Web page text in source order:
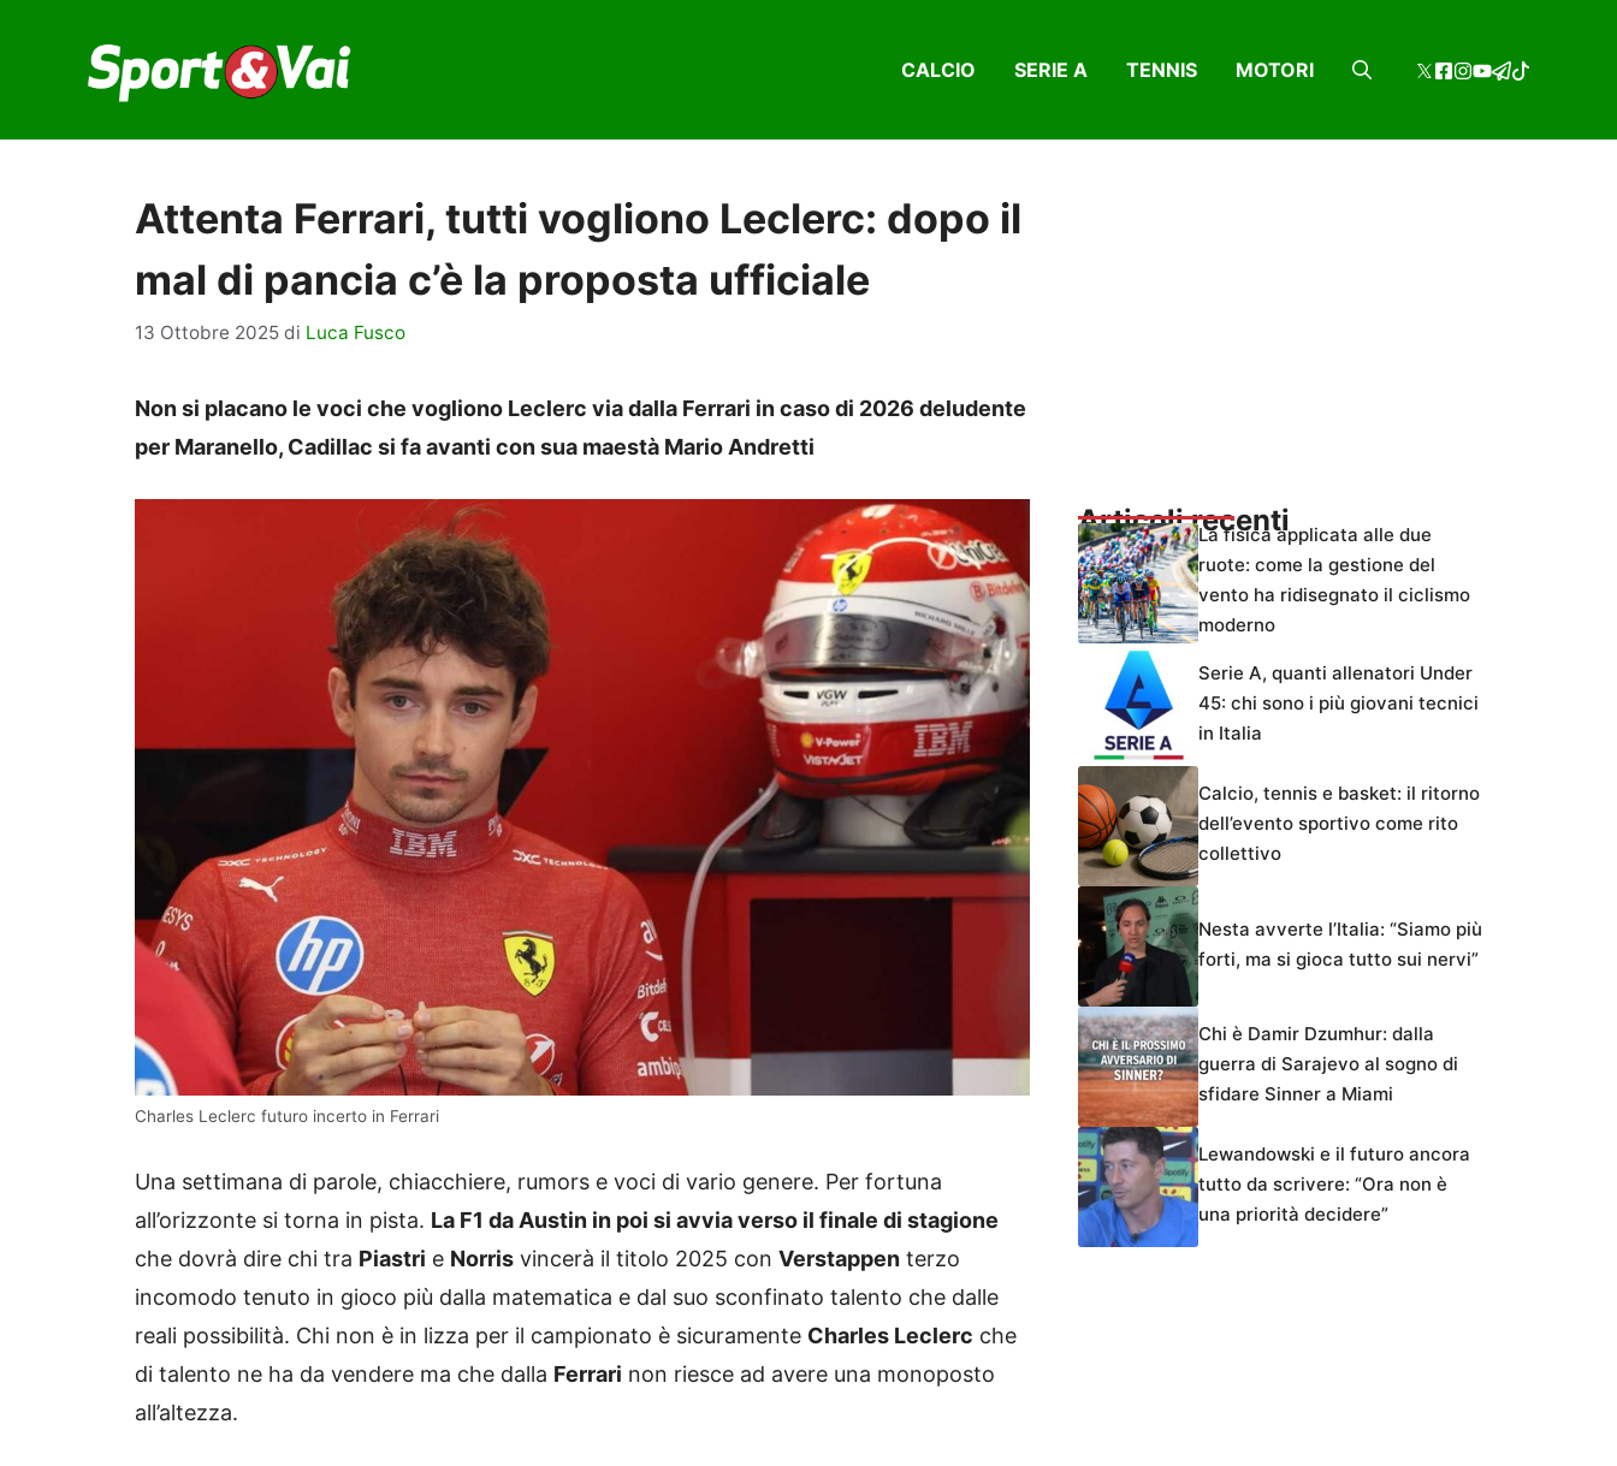
contenuto
CALCIO SERIE A TENNIS MOTORI
Attenta Ferrari, tutti vogliono Leclerc: dopo il
mal di pancia c’è la proposta ufficiale
13 Ottobre 2025 di Luca Fusco
Non si placano le voci che vogliono Leclerc via dalla Ferrari in caso di 2026 deludente
per Maranello, Cadillac si fa avanti con sua maestà Mario Andretti
Charles Leclerc futuro incerto in Ferrari
Una settimana di parole, chiacchiere, rumors e voci di vario genere. Per fortuna
all’orizzonte si torna in pista. La F1 da Austin in poi si avvia verso il finale di stagione
che dovrà dire chi tra Piastri e Norris vincerà il titolo 2025 con Verstappen terzo
incomodo tenuto in gioco più dalla matematica e dal suo sconfinato talento che dalle
reali possibilità. Chi non è in lizza per il campionato è sicuramente Charles Leclerc che
di talento ne ha da vendere ma che dalla Ferrari non riesce ad avere una monoposto
all’altezza.
Articoli recentiLa fisica applicata alle due
ruote: come la gestione del
vento ha ridisegnato il ciclismo
moderno
Serie A, quanti allenatori Under
45: chi sono i più giovani tecnici
in Italia
Calcio, tennis e basket: il ritorno
dell’evento sportivo come rito
collettivo
Nesta avverte l’Italia: “Siamo più
forti, ma si gioca tutto sui nervi”
Chi è Damir Dzumhur: dalla
guerra di Sarajevo al sogno di
sfidare Sinner a Miami
Lewandowski e il futuro ancora
tutto da scrivere: “Ora non è
una priorità decidere”